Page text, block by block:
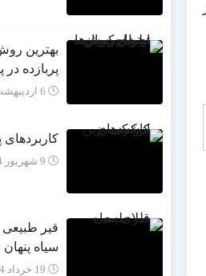
بهترین
پربازده در
6 اردیبهشت 1404
9 شهریور 1404
قیر طبیعی
سیاه
19 خرداد 1404